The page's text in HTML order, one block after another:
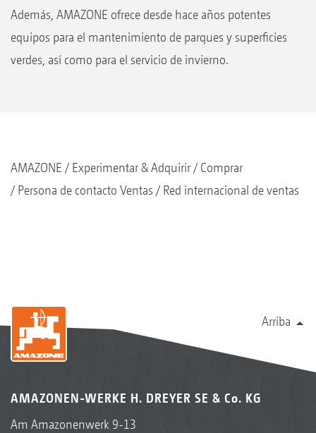
Además, AMAZONE ofrece desde hace años potentes
equipos para el mantenimiento de parques y superficies
verdes, así como para el servicio de invierno.
AMAZONE Experimentar & Adquirir
Comprar
Persona de contacto Ventas
Red internacional de ventas
Arriba
AMAZONEN-WERKE H. DREYER SE & Co. KG
Am Amazonenwerk 9-13